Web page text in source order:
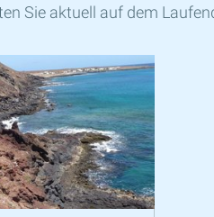
Sie aktuell auf dem